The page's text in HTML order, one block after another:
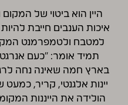
היין הוא ביטוי של המקום
איכות הענבים חייבת להיות
למטבח ולטמפרמנט
תמיד אומר: "כעם
בארץ חמה שאינה נחה
יינות אלגנטי, קריר,
הולידה את הייננות